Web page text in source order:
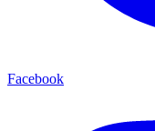
Facebook